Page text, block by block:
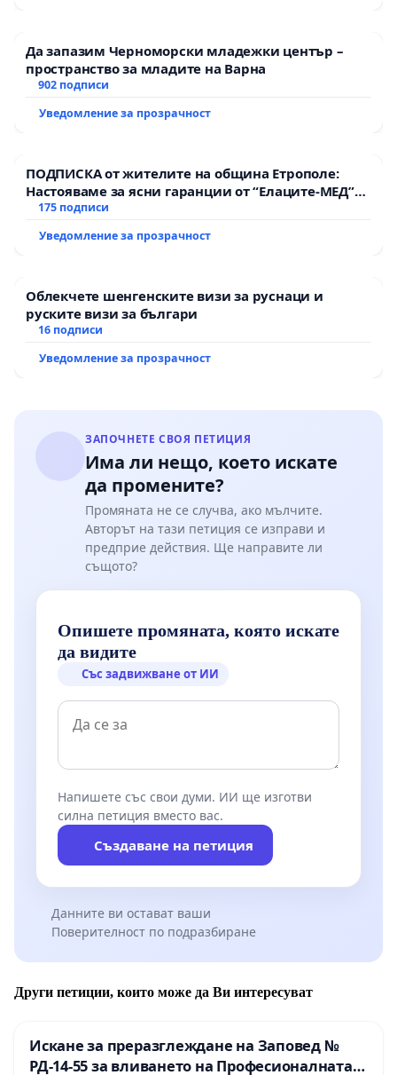
Да запазим Черноморски младежки център –
пространство за младите на Варна
902 подписи
Уведомление за прозрачност
ПОДПИСКА от жителите на община Етрополе:
Настояваме за ясни гаранции от “Елаците-МЕД”
АД и от държавата, че ще се изпълнят всички
175 подписи
Уведомление за прозрачност
Облекчете шенгенските визи за руснаци и
руските визи за българи
16 подписи
Уведомление за прозрачност
ЗАПОЧНЕТЕ СВОЯ ПЕТИЦИЯ
Има ли нещо, което искате
да промените?
Промяната не се случва, ако мълчите.
Авторът на тази петиция се изправи и
предприе действия. Ще направите ли
същото?
Опишете промяната, която искате
да видите
Със задвижване от ИИ
Напишете със свои думи. ИИ ще изготви
силна петиция вместо вас.
Създаване на петиция
Данните ви остават ваши
Поверителност по подразбиране
Други петиции, които може да Ви интересуват
Искане за преразглеждане на Заповед №
РД-14-55 за вливането на Професионалната